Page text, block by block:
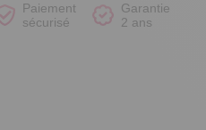
Paiement
sécurisé
Garantie
2 ans